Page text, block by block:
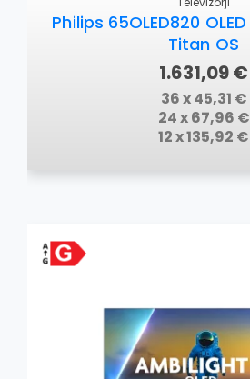
Philips 65OLED820 OLED 4K Ambilight
Titan OS
1.631,09 €
36 x 45,31 €
24 x 67,96 €
12 x 135,92 €